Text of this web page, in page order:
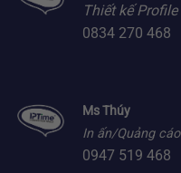
Thiết kế Profile
0834 270 468
Ms Thúy
In ấn/Quảng cáo
0947 519 468